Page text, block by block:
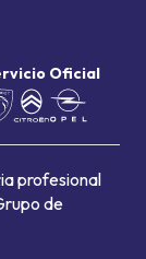
Oficial
profesional
de